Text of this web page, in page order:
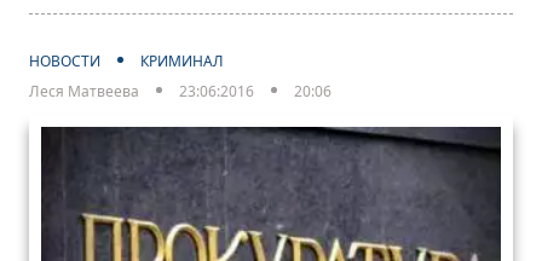
НОВОСТИ
КРИМИНАЛ
Леся Матвеева
23:06:2016 20:06